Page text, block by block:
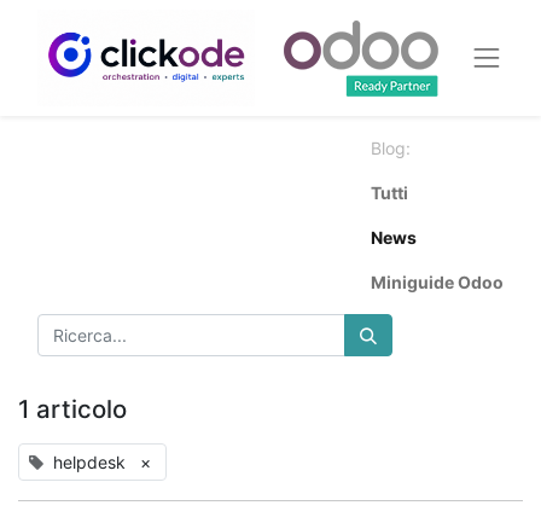
Blog:
Tutti
News
Miniguide Odoo
1 articolo
helpdesk ×